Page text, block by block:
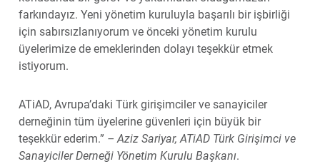
farkındayız. Yeni yönetim kuruluyla başarılı bir işbirliği
için sabırsızlanıyorum ve önceki yönetim kurulu
üyelerimize de emeklerinden dolayı teşekkür etmek
istiyorum.
ATiAD, Avrupa’daki Türk girişimciler ve sanayiciler
derneğinin tüm üyelerine güvenleri için büyük bir
teşekkür ederim.” – Aziz Sariyar, ATiAD Türk Girişimci ve
Sanayiciler Derneği Yönetim Kurulu Başkanı.